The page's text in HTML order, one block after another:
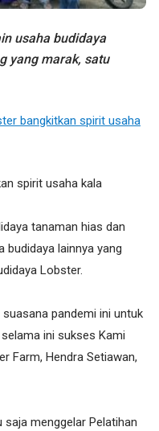
usaha budidaya
yang marak, satu
spirit usaha kala
tanaman hias dan
budidaya lainnya yang
Lobster.
pandemi ini untuk
ini sukses Kami
Farm, Hendra Setiawan,
saja menggelar Pelatihan